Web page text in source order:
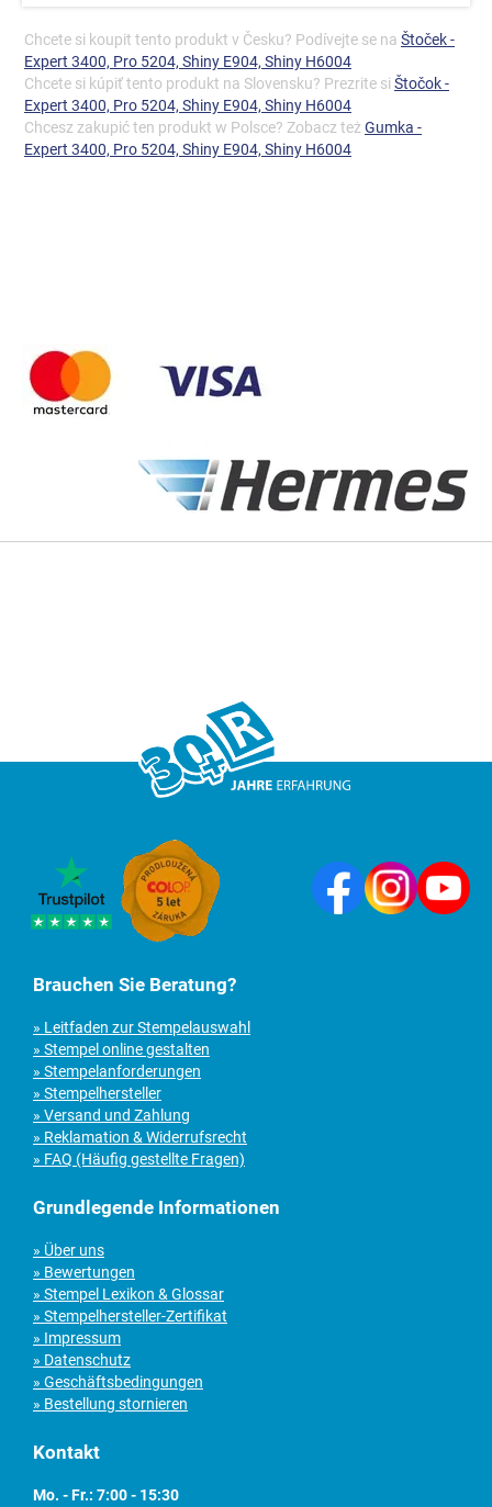
Chcete si koupit tento produkt v Česku? Podívejte se na Štoček -
Expert 3400, Pro 5204, Shiny E904, Shiny H6004
Chcete si kúpiť tento produkt na Slovensku? Prezrite si Štočok -
Expert 3400, Pro 5204, Shiny E904, Shiny H6004
Chcesz zakupić ten produkt w Polsce? Zobacz też Gumka -
Expert 3400, Pro 5204, Shiny E904, Shiny H6004
Brauchen Sie Beratung?
» Leitfaden zur Stempelauswahl
» Stempel online gestalten
» Stempelanforderungen
» Stempelhersteller
» Versand und Zahlung
» Reklamation & Widerrufsrecht
» FAQ (Häufig gestellte Fragen)
Grundlegende Informationen
» Über uns
» Bewertungen
» Stempel Lexikon & Glossar
» Stempelhersteller-Zertifikat
» Impressum
» Datenschutz
» Geschäftsbedingungen
» Bestellung stornieren
Kontakt
Mo. - Fr.: 7:00 - 15:30